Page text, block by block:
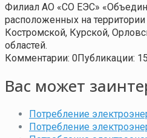
Филиал АО «СО ЕЭС»
расположенных на
Костромской, Курской,
областей.
Комментарии: 0Публикации:
Вас может
Потребление
Потребление